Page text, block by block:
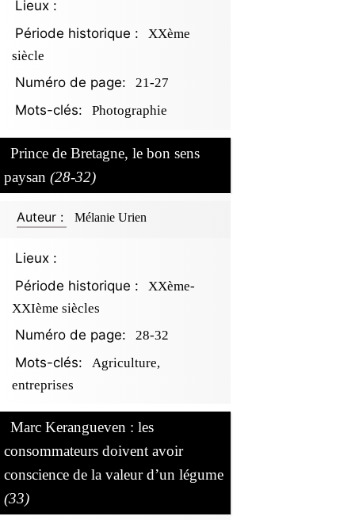
Lieux :
Période historique :
XXème
siècle
Numéro de page: 21-27
Mots-clés: Photographie
Prince de Bretagne, le bon sens
paysan (28-32)
Auteur : Mélanie Urien
Lieux :
Période historique :
XXème-
XXIème siècles
Numéro de page: 28-32
Mots-clés:
Agriculture,
entreprises
Marc Kerangueven : les
consommateurs doivent avoir
conscience de la valeur d’un légume
(33)